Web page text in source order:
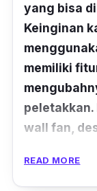
yang bisa
Keinginan
memiliki
wall fan,
Blade-nya
READ MORE